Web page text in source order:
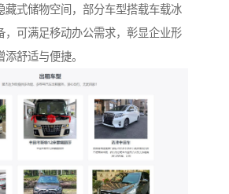
藏式储物空间，部分车型搭载车载冰
，可满足移动办公需求，彰显企业形
舒适与便捷。